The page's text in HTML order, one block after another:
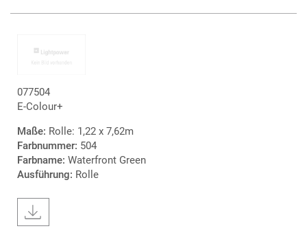
077504
E-Colour+
Maße: Rolle: 1,22 x 7,62m
Farbnummer: 504
Farbname: Waterfront Green
Ausführung: Rolle